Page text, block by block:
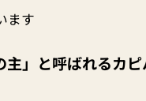
ます
主」と呼ばれるカ